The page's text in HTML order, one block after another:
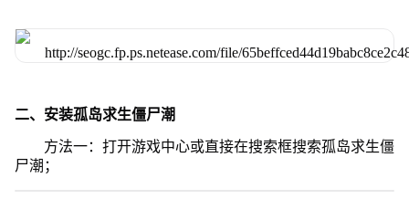
二、安装孤岛求生僵尸潮
方法一：打开游戏中心或直接在搜索框搜索孤岛求生僵
尸潮；